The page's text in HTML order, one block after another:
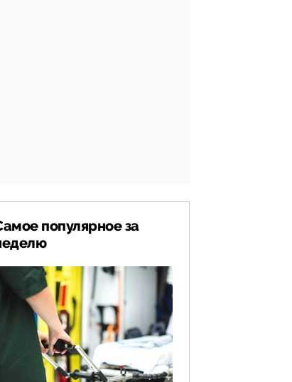
популярное за